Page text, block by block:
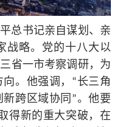
总书记亲自谋划、亲
战略。党的十八大以
省一市考察调研，为
。他强调，“长三角
跨区域协同”。他要
得新的重大突破，在